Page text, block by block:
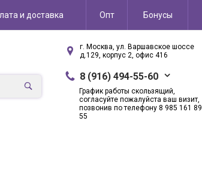
и доставка Опт Бонусы
г. Москва, ул. Варшавское шоссе
д.129, корпус 2, офис 416
8 (916) 494-55-60
График работы скользящий,
согласуйте пожалуйста ваш визит,
позвонив по телефону 8 985 161 89
55